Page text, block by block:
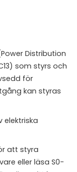
Distribution
som styrs och
för
kan styras
elektriska
att styra
eller läsa S0-